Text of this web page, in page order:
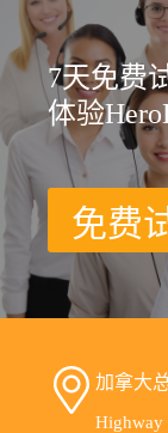
少，
国
母
语
客
服
包
贵
不
贵？
7天免费
体验
免费
加拿大
Highway